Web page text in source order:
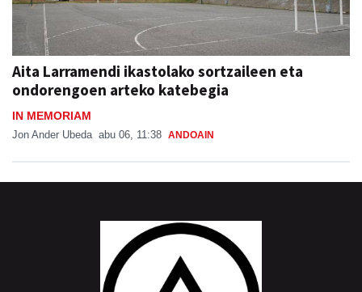
Aita Larramendi ikastolako sortzaileen eta
ondorengoen arteko katebegia
IN MEMORIAM
Jon Ander Ubeda abu 06, 11:38 ANDOAIN